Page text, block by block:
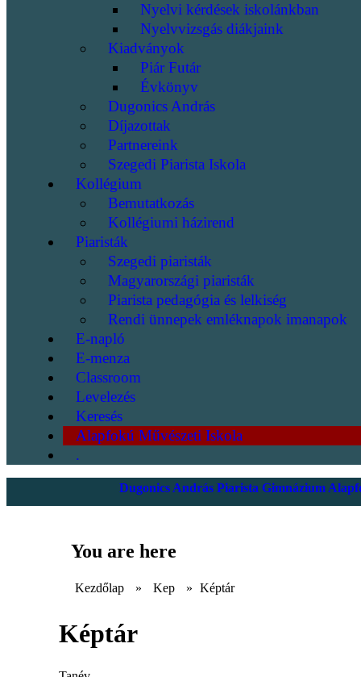
Nyelvi kérdések iskolánkban
Nyelvvizsgás diákjaink
Kiadványok
Piár Futár
Évkönyv
Dugonics András
Díjazottak
Partnereink
Szegedi Piarista Iskola
Kollégium
Bemutatkozás
Kollégiumi házirend
Piaristák
Szegedi piaristák
Magyarországi piaristák
Piarista pedagógia és lelkiség
Rendi ünnepek emléknapok imanapok
E-napló
E-menza
Classroom
Levelezés
Keresés
Alapfokú Művészeti Iskola
.
Dugonics András Piarista Gimnázium
You are here
Kezdőlap » Kep » Képtár
Képtár